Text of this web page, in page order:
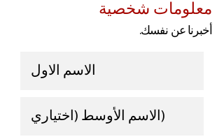
معلومات شخصية
أخبرنا عن نفسك.